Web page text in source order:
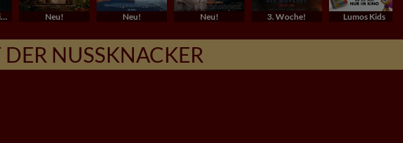
English Screenings (OV/OmU) Neu! Neu! Neu! 3. Woche! Lumos Kids
NUSSKNACKER